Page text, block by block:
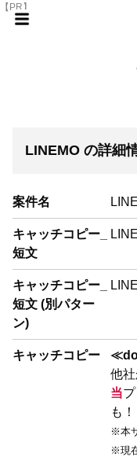
【PR】
LINEMO の詳細
案件名
キャッチコピー_
短文
キャッチコピー_
短文 (別パター
ン)
キャッチコピー
他
当
も！
※本
※現